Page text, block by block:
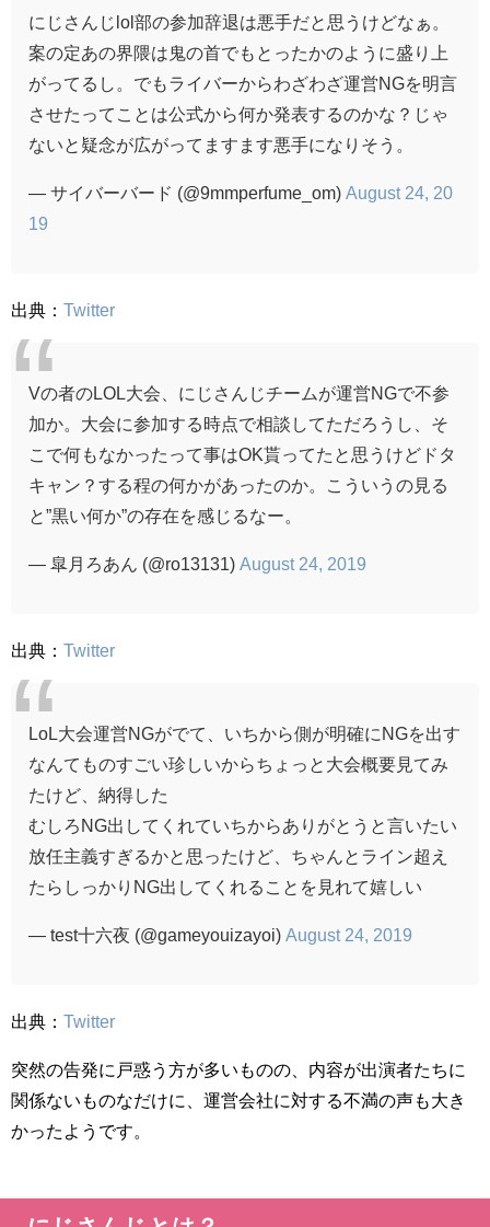
にじさんじlol部の参加辞退は悪手だと思うけどなぁ。
案の定あの界隈は鬼の首でもとったかのように盛り上
がってるし。でもライバーからわざわざ運営NGを明言
させたってことは公式から何か発表するのかな？じゃ
ないと疑念が広がってますます悪手になりそう。
— サイバーバード (@9mmperfume_om) August 24, 20
19
出典： Twitter
Vの者のLOL大会、にじさんじチームが運営NGで不参
加か。大会に参加する時点で相談してただろうし、そ
こで何もなかったって事はOK貰ってたと思うけどドタ
キャン？する程の何かがあったのか。こういうの見る
と”黒い何か”の存在を感じるなー。
— 皐月ろあん (@ro13131) August 24, 2019
出典： Twitter
LoL大会運営NGがでて、いちから側が明確にNGを出す
なんてものすごい珍しいからちょっと大会概要見てみ
たけど、納得した
むしろNG出してくれていちからありがとうと言いたい
放任主義すぎるかと思ったけど、ちゃんとライン超え
たらしっかりNG出してくれることを見れて嬉しい
— test十六夜 (@gameyouizayoi) August 24, 2019
出典： Twitter
突然の告発に戸惑う方が多いものの、内容が出演者たちに
関係ないものなだけに、運営会社に対する不満の声も大き
かったようです。